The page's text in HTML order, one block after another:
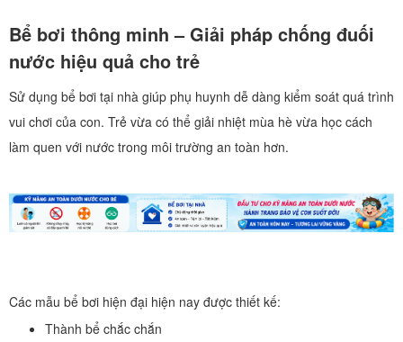
Bể bơi thông minh – Giải pháp chống đuối
nước hiệu quả cho trẻ
Sử dụng bể bơi tại nhà giúp phụ huynh dễ dàng kiểm soát quá trình
vui chơi của con. Trẻ vừa có thể giải nhiệt mùa hè vừa học cách
làm quen với nước trong môi trường an toàn hơn.
Các mẫu bể bơi hiện đại hiện nay được thiết kế:
Thành bể chắc chắn